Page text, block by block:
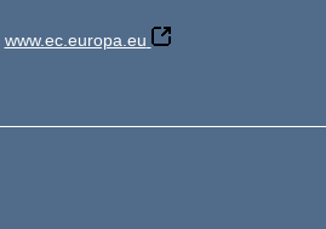
www.ec.europa.eu